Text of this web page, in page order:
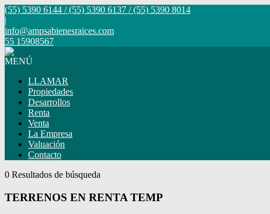
(55) 5390 6144 / (55) 5390 6137 / (55) 5390 8014
|
info@ampsabienesraices.com
55 15908567
MENÚ
LLAMAR
Propiedades
Desarrollos
Renta
Venta
La Empresa
Valuación
Contacto
0 Resultados de búsqueda
TERRENOS EN RENTA TEMP